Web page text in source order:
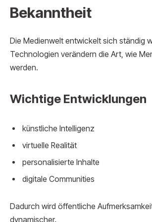
Bekanntheit
Die Medienwelt entwickelt sich ständig
Technologien verändern die Art, wie
werden.
Wichtige Entwicklungen
künstliche Intelligenz
virtuelle Realität
personalisierte Inhalte
digitale Communities
Dadurch wird öffentliche
dynamischer.